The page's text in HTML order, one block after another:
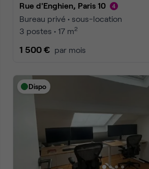
Rue d'Enghien, Paris 10
Bureau privé • sous-location
3 postes • 17 m2
1 500 € par mois
Dispo